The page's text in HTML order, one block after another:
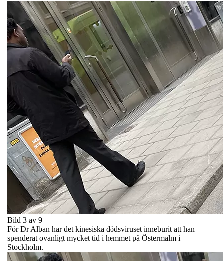
Bild 3 av 9
För Dr Alban har det kinesiska dödsviruset inneburit att han
spenderat ovanligt mycket tid i hemmet på Östermalm i
Stockholm.